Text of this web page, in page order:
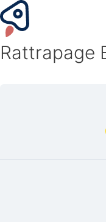
Rattrapage